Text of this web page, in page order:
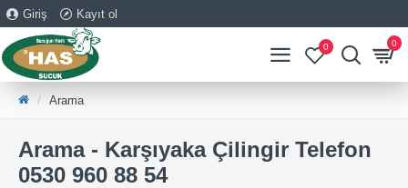
Giriş Kayıt ol
0 0
Arama
Arama - Karşıyaka Çilingir Telefon
0530 960 88 54